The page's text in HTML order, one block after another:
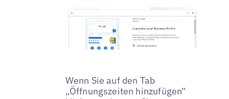
Wenn Sie auf den Tab
„Öffnungszeiten hinzufügen“